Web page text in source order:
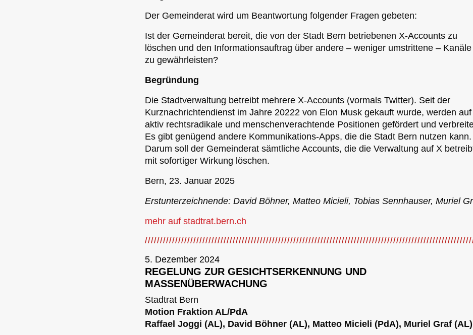
Der Gemeinderat wird um Beantwortung folgender Fragen gebeten:
Ist der Gemeinderat bereit, die von der Stadt Bern betriebenen X-Accounts zu
löschen und den Informationsauftrag über andere – weniger umstrittene – Kanäle
zu gewährleisten?
Begründung
Die Stadtverwaltung betreibt mehrere X-Accounts (vormals Twitter). Seit der
Kurznachrichtendienst im Jahre 20222 von Elon Musk gekauft wurde, werden
aktiv rechtsradikale und menschenverachtende Positionen gefördert und
Es gibt genügend andere Kommunikations-Apps, die die Stadt Bern nutzen kann.
Darum soll der Gemeinderat sämtliche Accounts, die die Verwaltung auf X
mit sofortiger Wirkung löschen.
Bern, 23. Januar 2025
Erstunterzeichnende: David Böhner, Matteo Micieli, Tobias Sennhauser, Muriel
mehr auf stadtrat.bern.ch
5. Dezember 2024
REGELUNG ZUR GESICHTSERKENNUNG UND
MASSENÜBERWACHUNG
Stadtrat Bern
Motion Fraktion AL/PdA
Raffael Joggi (AL), David Böhner (AL), Matteo Micieli (PdA), Muriel Graf (AL)